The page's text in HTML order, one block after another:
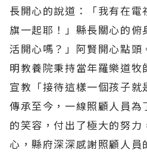
長開心的說道：「我有在
旗一起耶！」縣長關心的
活開心嗎？」阿賢開心點頭
明教養院秉持當年羅樂道
宣教「接待這樣一個孩子
傳承至今，一線照顧人員為
的笑容，付出了極大的努
心，縣府深深感謝照顧人